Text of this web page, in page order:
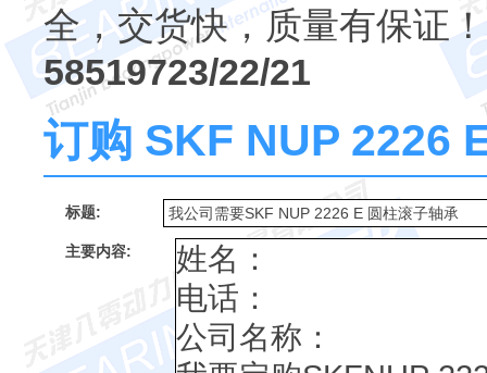
全，交货快，质量有保证
58519723/22/21
订购 SKF NUP 2226
标题:
主要内容: